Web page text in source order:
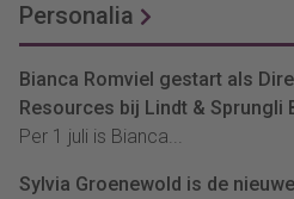
Personalia
Bianca Romviel gestart als
Resources bij Lindt & Sprungli
Per 1 juli is Bianca...
Sylvia Groenewold is de